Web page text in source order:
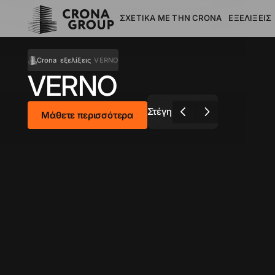
ΣΧΕΤΙΚΆ ΜΕ ΤΗΝ CRONA ΕΞΕΛΊΞΕΙΣ
Crona εξελίξεις VERNO
VERNO
Μάθετε περισσότερα Στέγη